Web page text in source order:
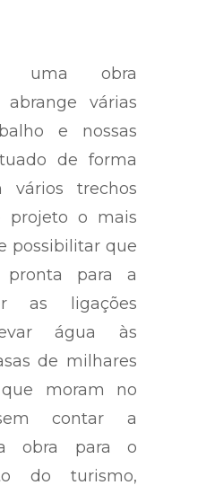
uma obra
várias
e nossas
de forma
vários trechos
projeto o mais
possibilitar que
para a
as ligações
água às
de milhares
moram no
contar a
obra para o
do turismo,